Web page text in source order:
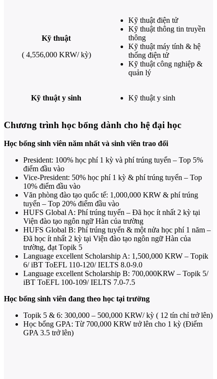
Kỹ thuật
( 4,556,000 KRW/ kỳ)
Kỹ thuật điện tử
Kỹ thuật thông tin truyền
thông
Kỹ thuật máy tính & hệ
thống điện tử
Kỹ thuật công nghiệp &
quản lý
Kỹ thuật y sinh Kỹ thuật y sinh
Chương trình học bổng dành cho hệ đại học
Học bổng sinh viên năm nhất và sinh viên trao đổi
President: 100% học phí 1 kỳ và phí trúng tuyển – Top 5%
điểm đầu vào
Vice-President: 50% học phí 1 kỳ & phí trúng tuyển – Top
10% điểm đầu vào
Văn phòng đào tạo quốc tế: 1,000,000 KRW & phí trúng
tuyển – Top 20% điểm đầu vào
HUFS Global A: Phí trúng tuyển – Đã học ít nhất 2 kỳ tại
Viện đào tạo ngôn ngữ Hàn của trường
HUFS Global B: Phí trúng tuyển & một nửa học phí 1 năm –
Đã học ít nhất 2 kỳ tại Viện đào tạo ngôn ngữ Hàn của
trường, đạt Topik 5
Language excellent Scholarship A: 1,500,000 KRW – Topik
6/ iBT ToEFL 110-120/ IELTS 8.0-9.0
Language excellent Scholarship B: 700,000KRW – Topik 5/
iBT ToEFL 100-109/ IELTS 7.0-7.5
Học bổng sinh viên đang theo học tại trường
Topik 5 & 6: 300,000 – 500,000 KRW/ kỳ ( 12 tín chỉ trở lên)
Học bổng GPA: Từ 700,000 KRW trở lên cho 1 kỳ (Điểm
GPA 3.5 trở lên)